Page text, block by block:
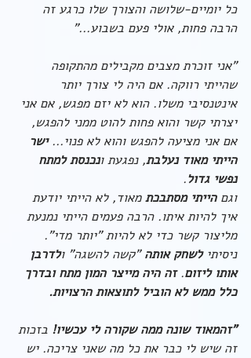
כל יומיים-שלושה והצורך שלו כרגע זה
הרבה פחות, אולי פעם בשבוע..."
"אני זוכרת מצבים מקבילים מהתקופה
שהייתי רווקה. אם היה לי צורך יותר
אינטנסיבי משלו. הוא לא יזם מפגש, אם אני
יצרתי קשר והוא פחות להוט ממני להפגש,
אם אני מציעה להפגש והוא לא פנוי... ישר
הייתי מאוד נעלבת, נפגעת ונכנסת למתח
נפשי גדול.
וגם הייתי מסתבכת מאוד, לא הייתי יודעת
איך להיות איתו. הרבה פעמים הייתי נמנעת
מליצור קשר כדי לא להיות "יותר מדי".
ניסיתי לשחק אותה "קשה להשגה" ולדרבן
אותו ליזום. זה היה מייצר המון מתח ובדרך
כלל ממש לא הוביל לתוצאות הרצויות.
"זהמאוד שונה ממה שקורה לי עכשיו! בזכות
זה שיש לי כבר את כל מה שאני צריכה. יש